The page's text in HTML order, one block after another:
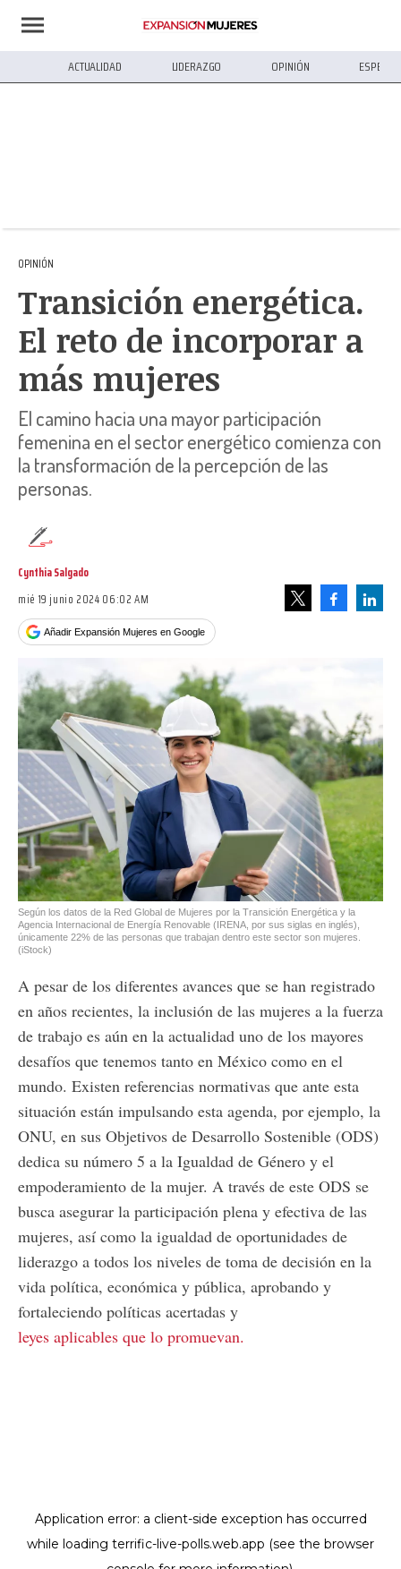
ACTUALIDAD LIDERAZGO OPINIÓN
OPINIÓN
Transición energética.
El reto de incorporar a
más mujeres
El camino hacia una mayor participación
femenina en el sector energético comienza con
la transformación de la percepción de las
personas.
Cynthia Salgado
mié 19 junio 2024 06:02 AM
Añadir Expansión Mujeres en Google
Facebook
Según los datos de la Red Global de Mujeres por la Transición Energética y la
Agencia Internacional de Energía Renovable (IRENA, por sus siglas en inglés),
únicamente 22% de las personas que trabajan dentro este sector son mujeres.
(iStock)
A pesar de los diferentes avances que se han registrado
en años recientes, la inclusión de las mujeres a la fuerza
de trabajo es aún en la actualidad uno de los mayores
desafíos que tenemos tanto en México como en el
mundo. Existen referencias normativas que ante esta
situación están impulsando esta agenda, por ejemplo, la
ONU, en sus Objetivos de Desarrollo Sostenible (ODS)
dedica su número 5 a la Igualdad de Género y el
empoderamiento de la mujer. A través de este ODS se
busca asegurar la participación plena y efectiva de las
mujeres, así como la igualdad de oportunidades de
liderazgo a todos los niveles de toma de decisión en la
vida política, económica y pública, aprobando y
fortaleciendo políticas acertadas y
leyes aplicables que lo promuevan.